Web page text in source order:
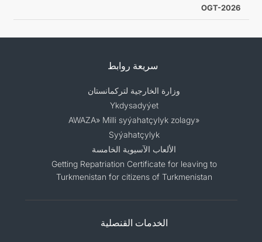
OGT-2026
سريعة روابط
وزارة الخارجية لتركمانستان
Ykdysadyýet
«AWAZA» Milli syýahatçylyk zolagy
Syýahatçylyk
الألعاب الآسيوية الخامسة
Getting Repatriation Certificate for leaving to
Turkmenistan for citizens of Turkmenistan
الخدمات القنصلية